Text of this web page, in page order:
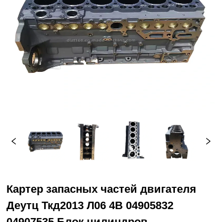
Картер запасных частей двигателя
Деутц Ткд2013 Л06 4В 04905832